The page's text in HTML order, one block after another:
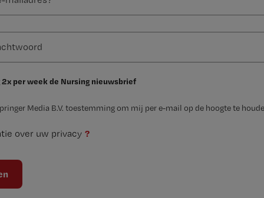
2x per week de Nursing nieuwsbrief
Media B.V. toestemming om mij per e-mail op de hoogte te
over uw privacy ?